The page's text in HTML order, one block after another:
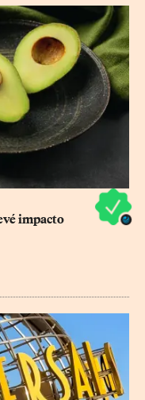
impacto